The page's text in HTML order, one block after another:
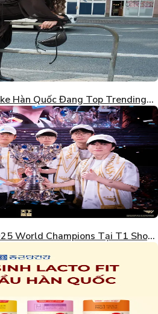
Hàn Quốc Đang Top Trending
2026
World Champions Tại T1 Shop